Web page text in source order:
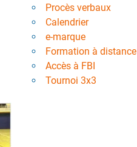
Procès verbaux
Calendrier
e-marque
Formation à distance
Accès à FBI
Tournoi 3x3